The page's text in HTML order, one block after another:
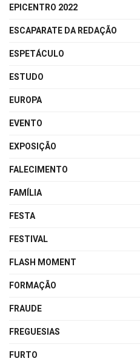
EPICENTRO 2022
ESCAPARATE DA REDAÇÃO
ESPETÁCULO
ESTUDO
EUROPA
EVENTO
EXPOSIÇÃO
FALECIMENTO
FAMÍLIA
FESTA
FESTIVAL
FLASH MOMENT
FORMAÇÃO
FRAUDE
FREGUESIAS
FURTO